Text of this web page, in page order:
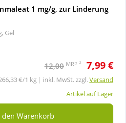
1 mg/g, zur Linderung
Gel
12,00 MRP 2 7,99 €
€/1 kg | inkl. MwSt. zzgl.Versand
Artikel auf Lager
den Warenkorb